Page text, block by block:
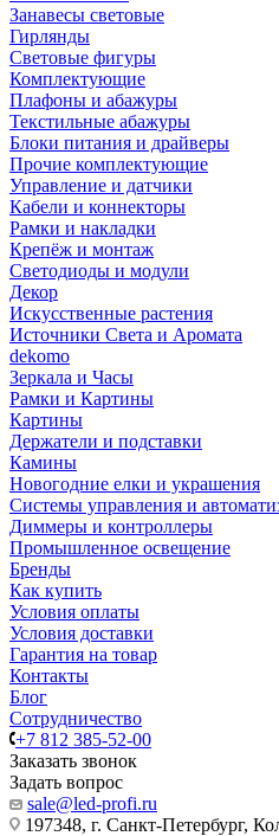
Занавесы световые
Гирлянды
Световые фигуры
Комплектующие
Плафоны и абажуры
Текстильные абажуры
Блоки питания и драйверы
Прочие комплектующие
Управление и датчики
Кабели и коннекторы
Рамки и накладки
Крепёж и монтаж
Светодиоды и модули
Декор
Искусственные растения
Источники Света и Аромата
dekomo
Зеркала и Часы
Рамки и Картины
Картины
Держатели и подставки
Камины
Новогодние елки и украшения
Системы управления и
Диммеры и контроллеры
Промышленное освещение
Бренды
Как купить
Условия оплаты
Условия доставки
Гарантия на товар
Контакты
Блог
Сотрудничество
+7 812 385-52-00
Заказать звонок
Задать вопрос
sale@led-profi.ru
197348, г. Санкт-Петербург,